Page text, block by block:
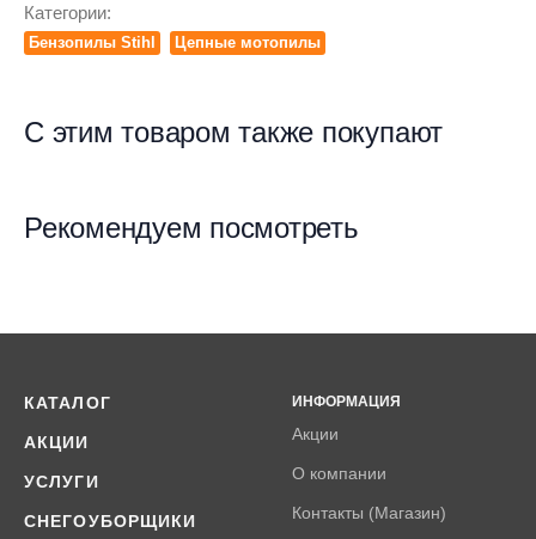
Категории:
Бензопилы Stihl Цепные мотопилы
С этим товаром также покупают
Рекомендуем посмотреть
КАТАЛОГ
АКЦИИ
УСЛУГИ
СНЕГОУБОРЩИКИ
ИНФОРМАЦИЯ
Акции
О компании
Контакты (Магазин)